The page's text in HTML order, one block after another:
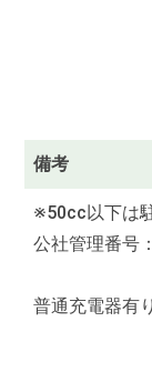
備考
※50cc以下は
公社管理番号
普通充電器有